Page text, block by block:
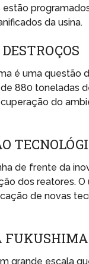
da usina.
é uma questão
880 toneladas
do
de frente da
dos reatores.
de novas
FUKUSHIMA
grande escala